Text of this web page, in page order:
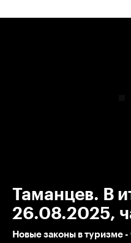
Таманцев. В
26.08.2025,
Новые законы в туризме -